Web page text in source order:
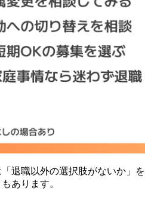
退職以外の選択肢がないか」
あります。